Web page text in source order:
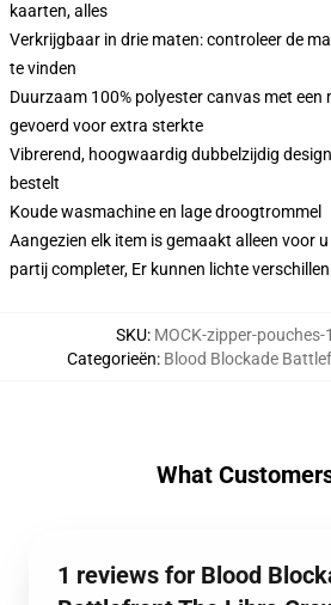
kaarten, alles
Verkrijgbaar in drie maten: controleer de
te vinden
Duurzaam 100% polyester canvas met een
gevoerd voor extra sterkte
Vibrerend, hoogwaardig dubbelzijdig
bestelt
Koude wasmachine en lage droogtrommel
Aangezien elk item is gemaakt alleen voor
partij completer, Er kunnen lichte
SKU: MOCK-zipper-
Categorieën: Blood Blockade
What
1 reviews for Blood